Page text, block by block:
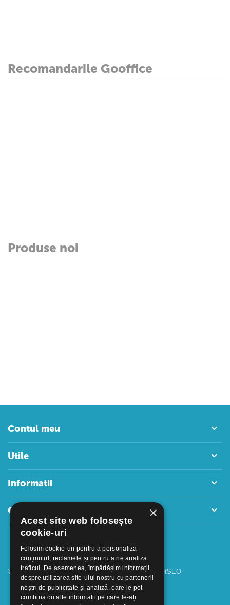
Recomandarile Gooffice
Produse noi
Contul meu
Utile
Informatii
Contact
© 2018 - 2026 GOOFFICE. Realizat si configurat netSEO
×
Acest site web folosește
cookie-uri
Folosim cookie-uri pentru a personaliza
conținutul, reclamele și pentru a ne analiza
traficul. De asemenea, împărtășim informații
despre utilizarea site-ului nostru cu partenerii
noștri de publicitate și analiză, care le pot
combina cu alte informații pe care le-ați